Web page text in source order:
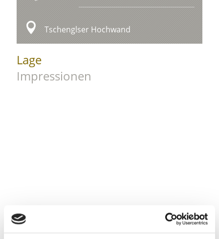
Tschenglser Hochwand
Lage
Impressionen